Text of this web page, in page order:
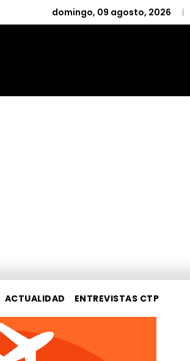
domingo, 09 agosto, 2026
ACTUALIDAD ENTREVISTAS CTP